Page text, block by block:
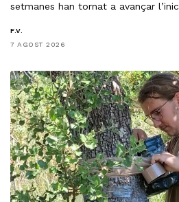
setmanes han tornat a avançar
F.V.
7 AGOST 2026